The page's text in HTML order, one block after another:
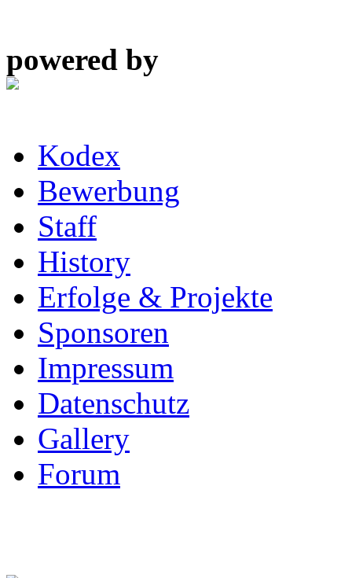
powered by
Kodex
Bewerbung
Staff
History
Erfolge & Projekte
Sponsoren
Impressum
Datenschutz
Gallery
Forum